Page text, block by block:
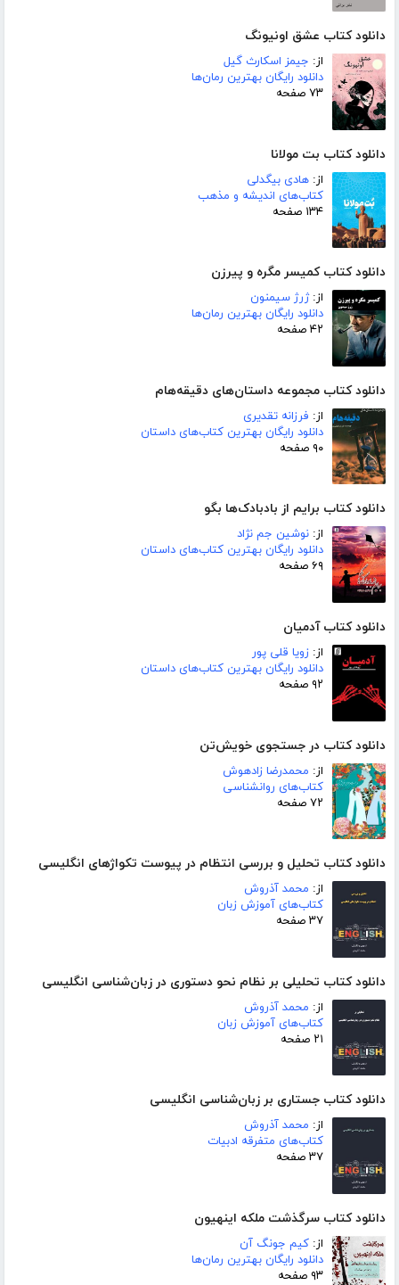
دانلود کتاب عشق اونیونگ
از: جیمز اسکارث گیل
دانلود رایگان بهترین رمان‌ها
۷۳ صفحه
دانلود کتاب بت مولانا
از: هادی بیگدلی
کتاب‌های اندیشه و مذهب
۱۳۴ صفحه
دانلود کتاب کمیسر مگره و پیرزن
از:ژرژ سیمنون
دانلود رایگان بهترین رمان‌ها
۴۲ صفحه
دانلود کتاب مجموعه داستان‌های دقیقه‌هام
از: فرزانه تقدیری
دانلود رایگان بهترین کتاب‌های داستان
۹۰ صفحه
دانلود کتاب برایم از بادبادک‌ها بگو
از: نوشین جم نژاد
دانلود رایگان بهترین کتاب‌های داستان
۶۹ صفحه
دانلود کتاب آدمیان
از: زویا قلی پور
دانلود رایگان بهترین کتاب‌های داستان
۹۲ صفحه
دانلود کتاب در جستجوی خویش‌تن
از: محمدرضا زادهوش
کتاب‌های روانشناسی
۷۲ صفحه
دانلود کتاب تحلیل و بررسی انتظام در پیوست تکواژهای انگلیسی
از: محمد آذروش
کتاب‌های آموزش زبان
۳۷ صفحه
دانلود کتاب تحلیلی بر نظام نحو دستوری در زبان‌شناسی انگلیسی
از: محمد آذروش
کتاب‌های آموزش زبان
۲۱ صفحه
دانلود کتاب جستاری بر زبان‌شناسی انگلیسی
از: محمد آذروش
کتاب‌های متفرقه ادبیات
۳۷ صفحه
دانلود کتاب سرگذشت ملکه اینهیون
از: کیم جونگ آن
دانلود رایگان بهترین رمان‌ها
۹۳ صفحه